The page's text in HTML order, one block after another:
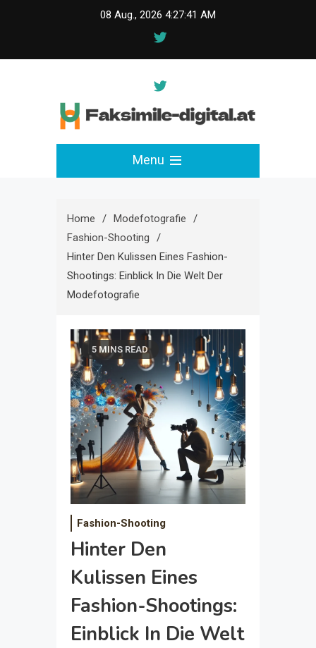
08 Aug., 2026 4:27:42 AM
faksimile-digital.at
Menu
Home
Modefotografie
Fashion-Shooting
Hinter Den Kulissen Eines Fashion-
Shootings: Einblick In Die Welt Der
Modefotografie
5 MINS READ
Fashion-Shooting
Hinter Den
Kulissen Eines
Fashion-Shootings:
Einblick In Die Welt